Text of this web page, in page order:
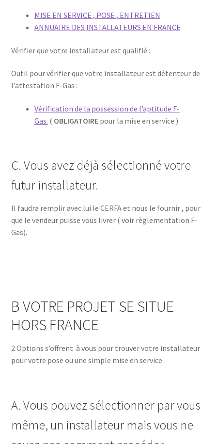
MISE EN SERVICE , POSE , ENTRETIEN
ANNUAIRE DES INSTALLATEURS EN FRANCE
Vérifier que votre installateur est qualifié :
Outil pour vérifier que votre installateur est détenteur de
l’attestation F-Gas :
Vérification de la possession de l’aptitude F-
Gas. ( OBLIGATOIREpour la mise en service ).
C. Vous avez déjà sélectionné votre
futur installateur.
Il faudra remplir avec lui le CERFA et nous le fournir , pour
que le vendeur puisse vous livrer ( voir règlementation F-
Gas).
B VOTRE PROJET SE SITUE
HORS FRANCE
2 Options s’offrent à vous pour trouver votre installateur
pour votre pose ou une simple mise en service
A. Vous pouvez sélectionner par vous
même, un installateur mais vous ne